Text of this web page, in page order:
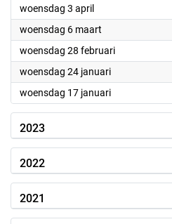
woensdag 3 april2024
woensdag 6 maart
woensdag 28 februari2024
woensdag 24 januari2024
woensdag 17 januari2024
2023
2022
2021